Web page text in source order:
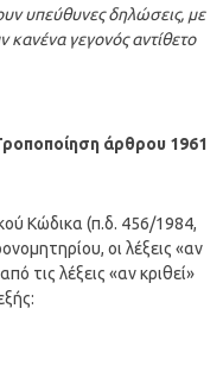
υπεύθυνες δηλώσεις, με
κανένα γεγονός αντίθετο
άρθρου 1961
Κώδικα (π.δ. 456/1984,
οι λέξεις «αν
τις λέξεις «αν κριθεί»